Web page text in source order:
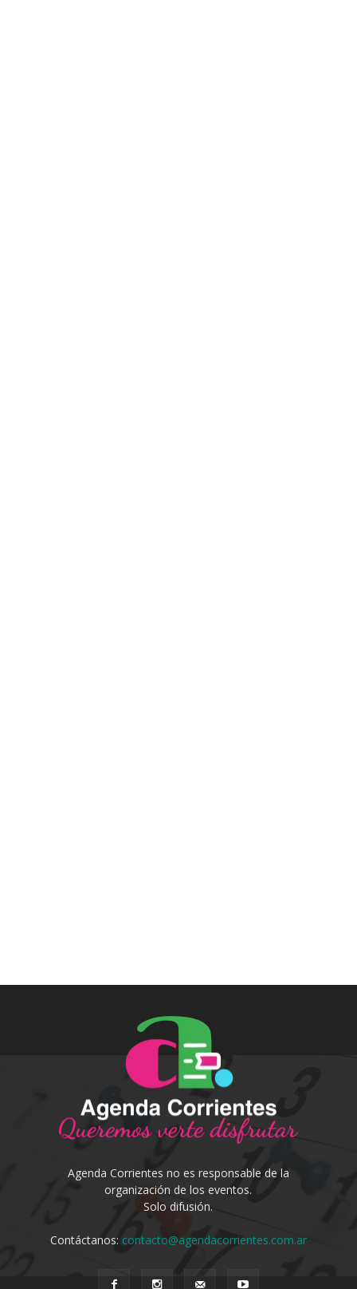
Agenda Corrientes no es responsable de la
organización de los eventos.
Solo difusión.
Contáctanos: contacto@agendacorrientes.com.ar